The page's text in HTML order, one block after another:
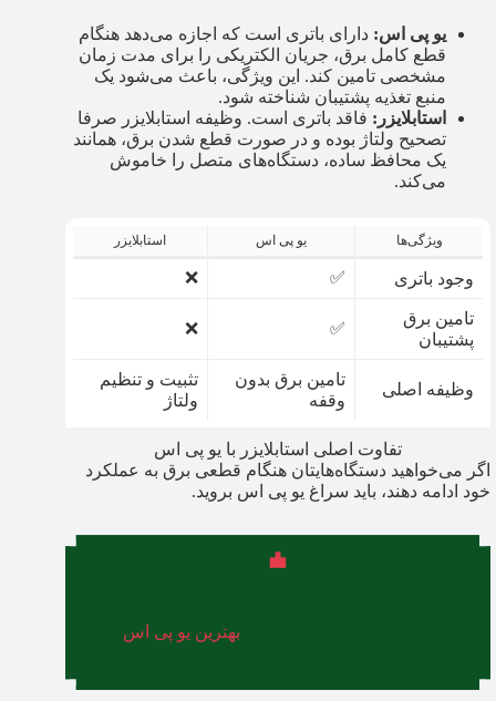
یو پی اس: دارای باتری است که اجازه می‌دهد هنگام
قطع کامل برق، جریان الکتریکی را برای مدت زمان
مشخصی تامین کند. این ویژگی، باعث می‌شود یک
منبع تغذیه پشتیبان شناخته شود.
استابلایزر: فاقد باتری است. وظیفه استابلایزر صرفا
تصحیح ولتاژ بوده و در صورت قطع شدن برق، همانند
یک محافظ ساده، دستگاه‌های متصل را خاموش
می‌کند.
ویژگی‌ها یو پی اس استابلایزر
وجود باتری ✅
❌
تامین برق
پشتیبان
✅
❌
وظیفه اصلی
تامین برق بدون
وقفه
تثبیت و تنظیم
ولتاژ
تفاوت اصلی استابلایزر با یو پی اس
اگر می‌خواهید دستگاه‌هایتان هنگام قطعی برق به عملکرد
خود ادامه دهند، باید سراغ یو پی اس بروید.
بهترین یو پی اس